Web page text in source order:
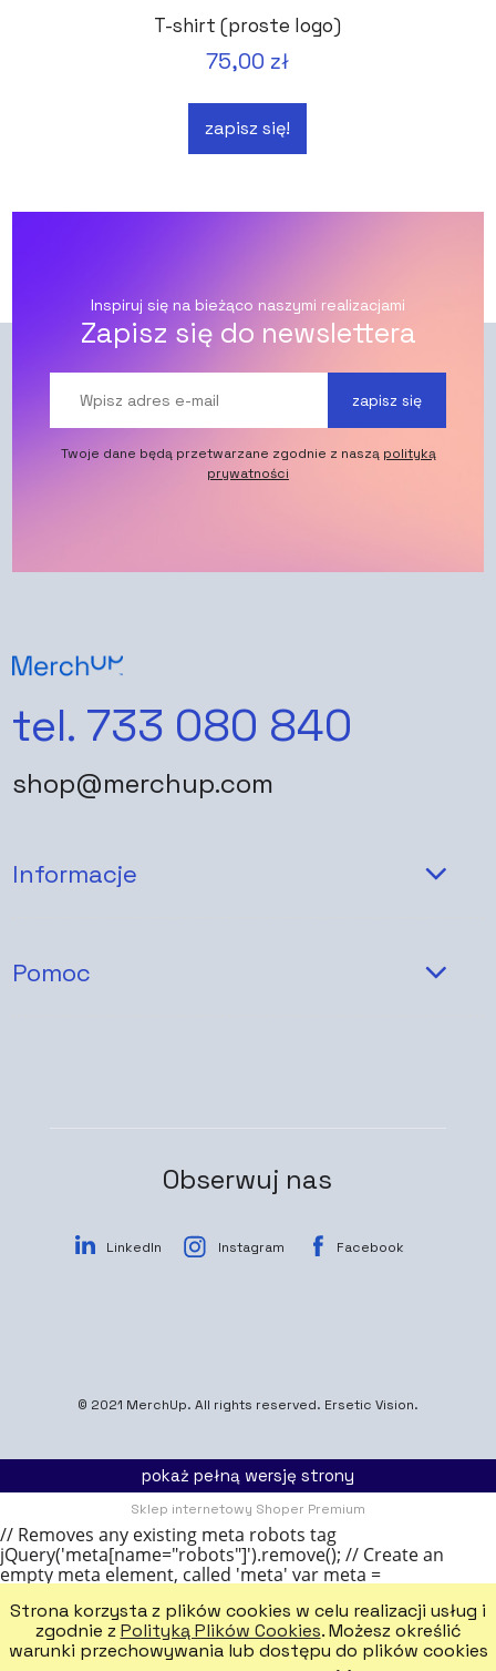
Strona korzysta z plików cookies w celu realizacji usług i
zgodnie zPolityką Plików Cookies. Możesz określić
warunki przechowywania lub dostępu do plików cookies
T-shirt (proste logo)
75,00 zł
zapisz się!
Inspiruj się na bieżąco naszymi realizacjami
Zapisz się do newslettera
zapisz się
Twoje dane będą przetwarzane zgodnie z naszą polityką
prywatności
tel. 733 080 840
shop@merchup.com
Informacje
Pomoc
Obserwuj nas
LinkedIn Instagram Facebook
© 2021 MerchUp. All rights reserved. Ersetic Vision.
pokaż pełną wersję strony
Sklep internetowy Shoper Premium
// Removes any existing meta robots tag
jQuery('meta[name="robots"]').remove(); // Create an
empty meta element, called 'meta' var meta =
to the meta, with the value 'robots' meta.name = 'robots';
// Add a content attribute to the meta element, with the
value 'noindex, follow' meta.content = 'noindex, nofollow';